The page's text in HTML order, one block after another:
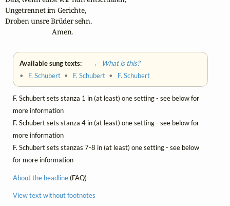
Ungetrennet im Gerichte,
Droben unsre Brüder sehn.
                           Amen.
Available sung texts:
← What is this?
• F. Schubert • F. Schubert • F. Schubert
F. Schubert sets stanza 1 in (at least) one setting - see below for
more information
F. Schubert sets stanza 4 in (at least) one setting - see below for
more information
F. Schubert sets stanzas 7-8 in (at least) one setting - see below
for more information
About the headline(FAQ)
View text without footnotes